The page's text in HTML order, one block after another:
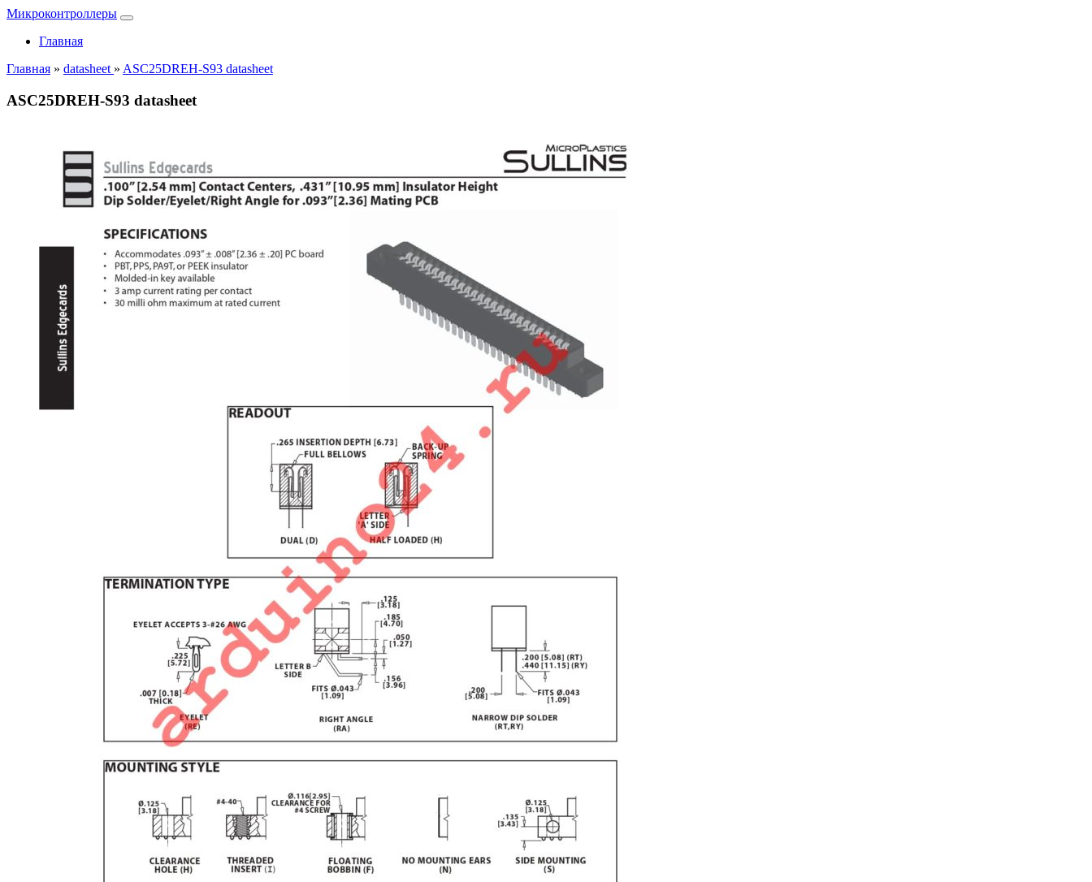
Микроконтроллеры
Главная
Главная » datasheet » ASC25DREH-S93 datasheet
ASC25DREH-S93 datasheet